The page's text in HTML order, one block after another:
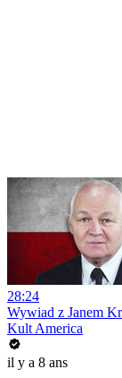
28:24
Wywiad z Janem
Kult America
il y a 8 ans